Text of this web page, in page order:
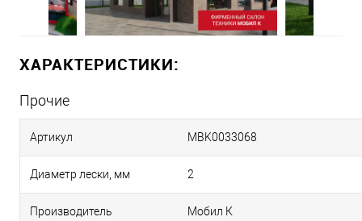
ХАРАКТЕРИСТИКИ:
Прочие
Артикул MBK0033068
Диаметр лески, мм 2
Производитель Мобил К